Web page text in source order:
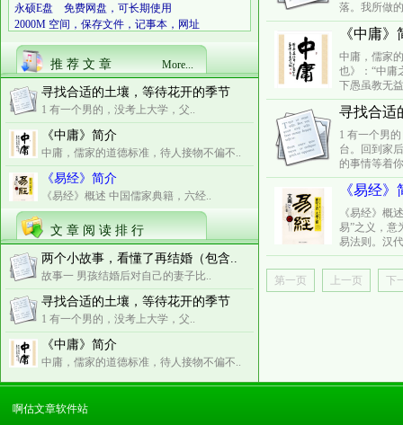
永硕E盘 免费网盘，可长期使用
2000M 空间，保存文件，记事本，网址
推 荐 文 章 More...
寻找合适的土壤，等待花开的季节
1 有一个男的，没考上大学，父..
《中庸》简介
中庸，儒家的道德标准，待人接物不偏不..
《易经》简介
《易经》概述 中国儒家典籍，六经..
文 章 阅 读 排 行
两个小故事，看懂了再结婚（包含..
故事一 男孩结婚后对自己的妻子比..
寻找合适的土壤，等待花开的季节
1 有一个男的，没考上大学，父..
《中庸》简介
中庸，儒家的道德标准，待人接物不偏不..
落。我所做
《中庸》
中庸，儒家
也》：“中庸
下愚虽教无
寻找合适
1 有一个男
台。回到家
的事情等着
《易经》
《易经》概
易”之义，意
易法则。汉
第一页 上一页 下
啊估文章软件站